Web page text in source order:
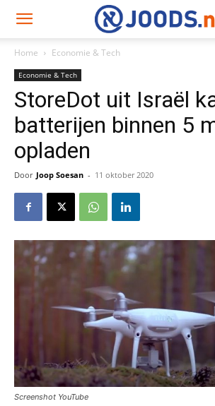
Home Economie & Tech
Economie & Tech
StoreDot uit Israël
batterijen binnen 5
opladen
Door Joop Soesan - 11 oktober 2020
Screenshot YouTube